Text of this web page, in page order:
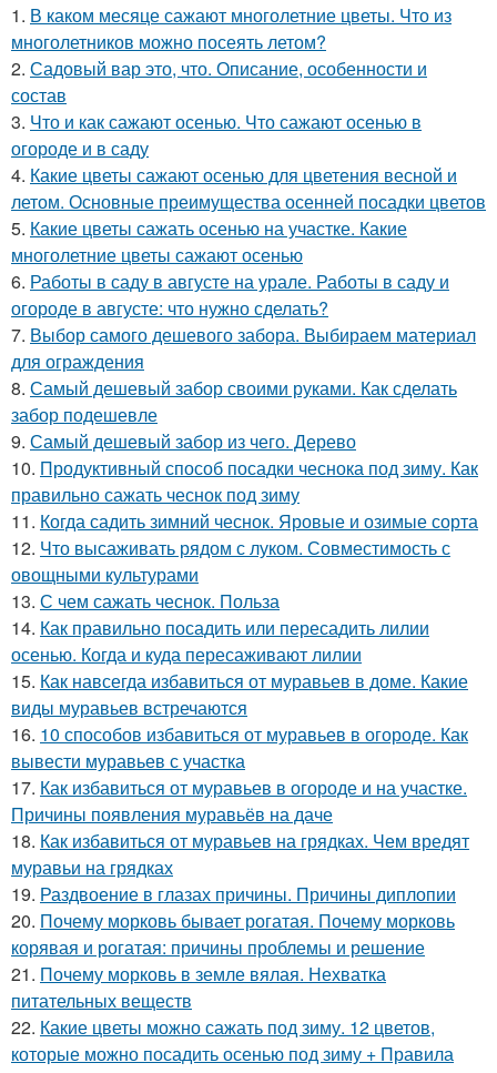
1. В каком месяце сажают многолетние цветы. Что из
многолетников можно посеять летом?
2. Садовый вар это, что. Описание, особенности и
состав
3. Что и как сажают осенью. Что сажают осенью в
огороде и в саду
4. Какие цветы сажают осенью для цветения весной и
летом. Основные преимущества осенней посадки цветов
5. Какие цветы сажать осенью на участке. Какие
многолетние цветы сажают осенью
6. Работы в саду в августе на урале. Работы в саду и
огороде в августе: что нужно сделать?
7. Выбор самого дешевого забора. Выбираем материал
для ограждения
8. Самый дешевый забор своими руками. Как сделать
забор подешевле
9. Самый дешевый забор из чего. Дерево
10. Продуктивный способ посадки чеснока под зиму. Как
правильно сажать чеснок под зиму
11. Когда садить зимний чеснок. Яровые и озимые сорта
12. Что высаживать рядом с луком. Совместимость с
овощными культурами
13. С чем сажать чеснок. Польза
14. Как правильно посадить или пересадить лилии
осенью. Когда и куда пересаживают лилии
15. Как навсегда избавиться от муравьев в доме. Какие
виды муравьев встречаются
16. 10 способов избавиться от муравьев в огороде. Как
вывести муравьев с участка
17. Как избавиться от муравьев в огороде и на участке.
Причины появления муравьёв на даче
18. Как избавиться от муравьев на грядках. Чем вредят
муравьи на грядках
19. Раздвоение в глазах причины. Причины диплопии
20. Почему морковь бывает рогатая. Почему морковь
корявая и рогатая: причины проблемы и решение
21. Почему морковь в земле вялая. Нехватка
питательных веществ
22. Какие цветы можно сажать под зиму. 12 цветов,
которые можно посадить осенью под зиму + Правила